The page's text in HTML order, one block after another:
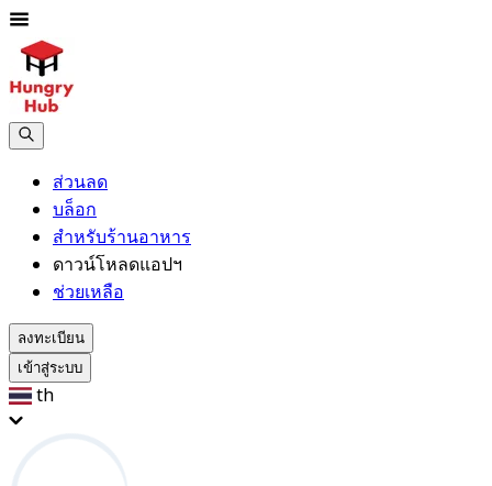
ส่วนลด
บล็อก
สำหรับร้านอาหาร
ดาวน์โหลดแอปฯ
ช่วยเหลือ
ลงทะเบียน
เข้าสู่ระบบ
th